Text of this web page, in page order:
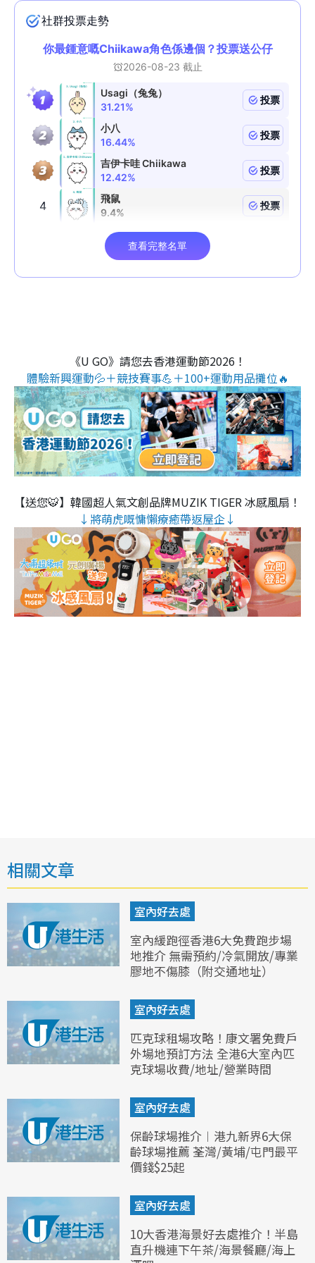
《U GO》請您去香港運動節2026！
體驗新興運動💦＋競技賽事💪＋100+運動用品攤位🔥
【送您🐯】韓國超人氣文創品牌MUZIK TIGER 冰感風扇！
↓將萌虎嘅慵懶療癒帶返屋企↓
相關文章
室內好去處
室內緩跑徑香港6大免費跑步場
地推介 無需預約/冷氣開放/專業
膠地不傷膝（附交通地址）
室內好去處
匹克球租場攻略！康文署免費戶
外場地預訂方法 全港6大室內匹
克球場收費/地址/營業時間
室內好去處
保齡球場推介︱港九新界6大保
齡球場推薦 荃灣/黃埔/屯門最平
價錢$25起
室內好去處
10大香港海景好去處推介！半島
直升機連下午茶/海景餐廳/海上